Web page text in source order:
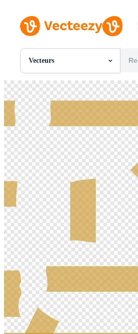
Vecteurs
Toutes Images
Photos
PNGs
PSDs
SVGs
Modèles
Vecteurs
Vidéos
Motion graphics
Images Éditoriales
Événements Éditoriaux